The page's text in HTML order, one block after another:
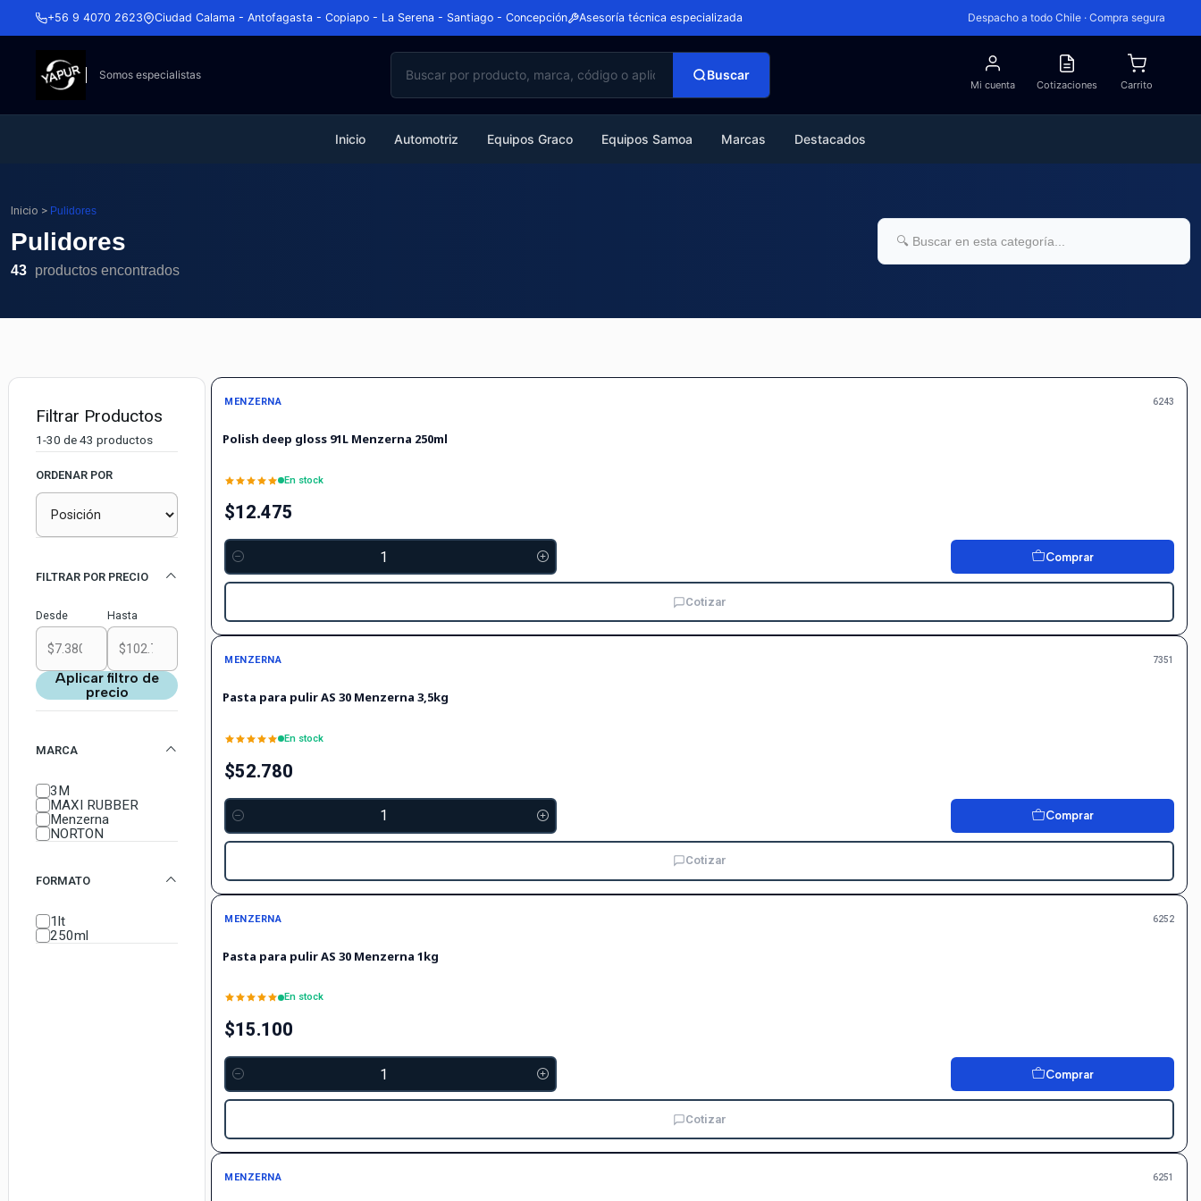
+56 9 4070 2623 Ciudad Calama - Antofagasta - Copiapo - La Serena - Santiago - Concepción Asesoría técnica especializada Despacho a todo Chile · Compra segura
Somos especialistas Buscar
Mi cuenta Cotizaciones Carrito
Inicio Automotriz Equipos Graco Equipos Samoa Marcas Destacados
Inicio > Pulidores
Pulidores
43 productos encontrados
Filtrar Productos
1-30 de 43 productos
ORDENAR POR
FILTRAR POR PRECIO
Desde Hasta
Aplicar filtro de
precio
MARCA
3M
MAXI RUBBER
Menzerna
NORTON
FORMATO
1lt
250ml
MENZERNA 6243
Polish deep gloss 91L Menzerna 250ml
En stock
$12.475
Cantidad
Comprar
Cotizar
MENZERNA 7351
Pasta para pulir AS 30 Menzerna 3,5kg
En stock
$52.780
Cantidad
Comprar
Cotizar
MENZERNA 6252
Pasta para pulir AS 30 Menzerna 1kg
En stock
$15.100
Cantidad
Comprar
Cotizar
MENZERNA 6251